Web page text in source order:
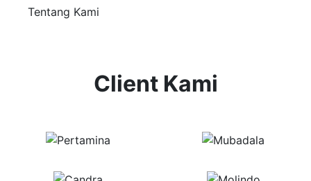
Tentang Kami
Client Kami